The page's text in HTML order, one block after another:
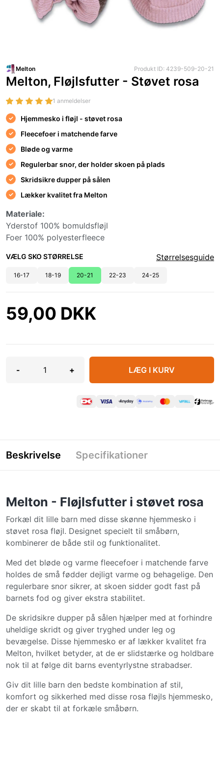
Melton Produkt ID: 4239-509-20-21
Melton, Fløjlsfutter - Støvet rosa
1 anmeldelser
Hjemmesko i fløjl - støvet rosa
Fleecefoer i matchende farve
Bløde og varme
Regulerbar snor, der holder skoen på plads
Skridsikre dupper på sålen
Lækker kvalitet fra Melton
Materiale:
Yderstof 100% bomuldsfløjl
Foer 100% polyesterfleece
VÆLG SKO STØRRELSE Størrelsesguide
16-17 18-19 20-21 22-23 24-25
59,00 DKK
- + LÆG I KURV
Beskrivelse Specifikationer
Melton - Fløjlsfutter i støvet rosa
Forkæl dit lille barn med disse skønne hjemmesko i
støvet rosa fløjl. Designet specielt til småbørn,
kombinerer de både stil og funktionalitet.
Med det bløde og varme fleecefoer i matchende farve
holdes de små fødder dejligt varme og behagelige. Den
regulerbare snor sikrer, at skoen sidder godt fast på
barnets fod og giver ekstra stabilitet.
De skridsikre dupper på sålen hjælper med at forhindre
uheldige skridt og giver tryghed under leg og
bevægelse. Disse hjemmesko er af lækker kvalitet fra
Melton, hvilket betyder, at de er slidstærke og holdbare
nok til at følge dit barns eventyrlystne strabadser.
Giv dit lille barn den bedste kombination af stil,
komfort og sikkerhed med disse rosa fløjls hjemmesko,
der er skabt til at forkæle småbørn.